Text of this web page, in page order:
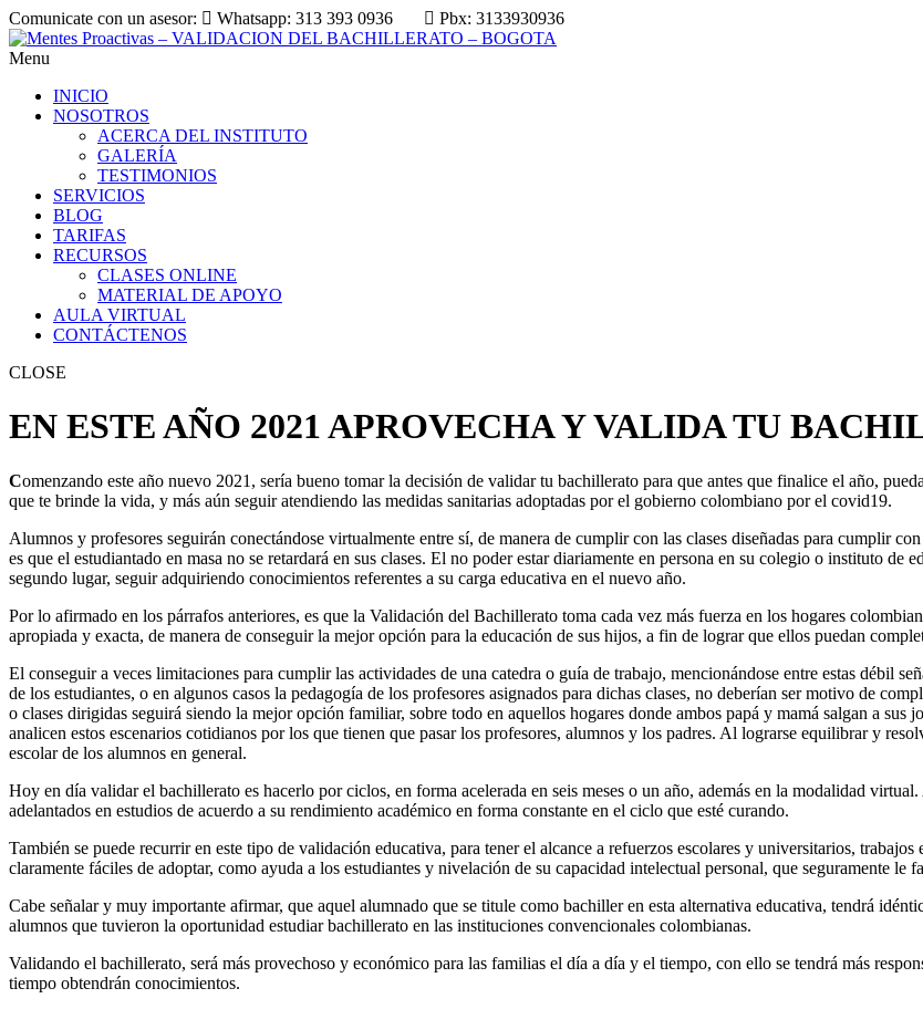
Comunicate con un asesor: Whatsapp: 313 393 0936 Pbx: 3133930936
Menu
INICIO
NOSOTROS
ACERCA DEL INSTITUTO
GALERÍA
TESTIMONIOS
SERVICIOS
BLOG
TARIFAS
RECURSOS
CLASES ONLINE
MATERIAL DE APOYO
AULA VIRTUAL
CONTÁCTENOS
CLOSE
EN ESTE AÑO 2021 APROVECHA Y VALIDA TU
Comenzando este año nuevo 2021, sería bueno tomar la decisión de validar tu bachillerato para que antes que finalice el año,
que te brinde la vida, y más aún seguir atendiendo las medidas sanitarias adoptadas por el gobierno colombiano por el covid19.
Alumnos y profesores seguirán conectándose virtualmente entre sí, de manera de cumplir con las clases diseñadas para cumplir
es que el estudiantado en masa no se retardará en sus clases. El no poder estar diariamente en persona en su colegio o instituto de
segundo lugar, seguir adquiriendo conocimientos referentes a su carga educativa en el nuevo año.
Por lo afirmado en los párrafos anteriores, es que la Validación del Bachillerato toma cada vez más fuerza en los hogares
apropiada y exacta, de manera de conseguir la mejor opción para la educación de sus hijos, a fin de lograr que ellos puedan
El conseguir a veces limitaciones para cumplir las actividades de una catedra o guía de trabajo, mencionándose entre estas débil
de los estudiantes, o en algunos casos la pedagogía de los profesores asignados para dichas clases, no deberían ser motivo de
o clases dirigidas seguirá siendo la mejor opción familiar, sobre todo en aquellos hogares donde ambos papá y mamá salgan a sus
analicen estos escenarios cotidianos por los que tienen que pasar los profesores, alumnos y los padres. Al lograrse equilibrar y
escolar de los alumnos en general.
Hoy en día validar el bachillerato es hacerlo por ciclos, en forma acelerada en seis meses o un año, además en la modalidad
adelantados en estudios de acuerdo a su rendimiento académico en forma constante en el ciclo que esté curando.
También se puede recurrir en este tipo de validación educativa, para tener el alcance a refuerzos escolares y universitarios,
claramente fáciles de adoptar, como ayuda a los estudiantes y nivelación de su capacidad intelectual personal, que seguramente le
Cabe señalar y muy importante afirmar, que aquel alumnado que se titule como bachiller en esta alternativa educativa, tendrá
alumnos que tuvieron la oportunidad estudiar bachillerato en las instituciones convencionales colombianas.
Validando el bachillerato, será más provechoso y económico para las familias el día a día y el tiempo, con ello se tendrá más
tiempo obtendrán conocimientos.